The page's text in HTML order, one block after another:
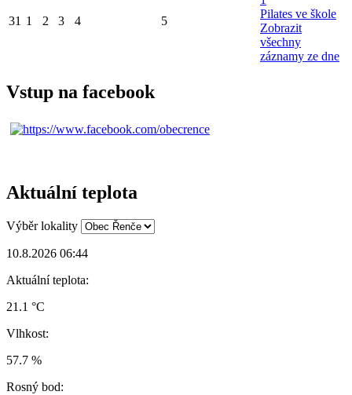
31 1 2 3 4 5
Pilates ve škole
Zobrazit
všechny
záznamy ze dne
Vstup na facebook
Aktuální teplota
Výběr lokality
10.8.2026 06:44
Aktuální teplota:
21.1 °C
Vlhkost:
57.7 %
Rosný bod: